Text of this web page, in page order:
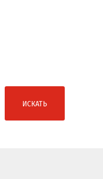
ИСКАТЬ